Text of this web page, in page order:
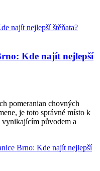
Kde najít nejlepší
pomeranian chovných
je toto správné místo k
vynikajícím původem a
Brno: Kde najít nejlepší